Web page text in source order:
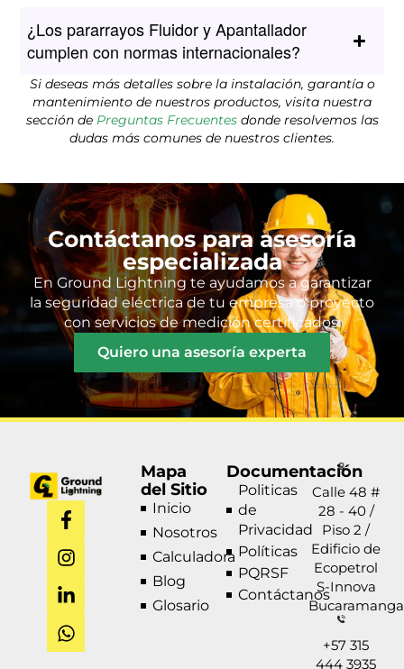
¿Los pararrayos Fluidor y Apantallador
cumplen con normas internacionales?
Si deseas más detalles sobre la instalación, garantía o
mantenimiento de nuestros productos, visita nuestra
sección de Preguntas Frecuentesdonde resolvemos las
dudas más comunes de nuestros clientes.
Contáctanos para asesoría
especializada
En Ground Lightning te ayudamos a garantizar
la seguridad eléctrica de tu empresa o proyecto
con servicios de medición certificados.
Quiero una asesoría experta
F
a
c
e
b
o
o
k
-
I
n
s
t
a
g
r
a
m
L
i
n
k
e
d
i
n
-
W
h
a
t
s
a
p
p
Mapa
del Sitio
Inicio
Nosotros
Calculadora
Blog
Glosario
Documentación
Politicas
de
Privacidad
Políticas
PQRSF
Contáctanos
Calle 48 #
28 - 40 /
Piso 2 /
Edificio de
Ecopetrol
S-Innova
Bucaramanga
+57 315
444 3935